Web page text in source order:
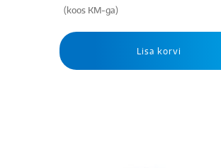
(koos KM-ga)
Lisa korvi